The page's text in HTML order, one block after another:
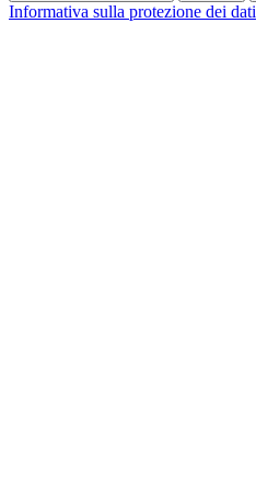
Informativa sulla protezione dei dati